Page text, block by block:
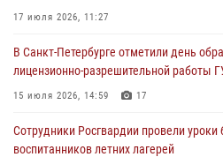
Росгвардейцы приняли участие в
В Ленинградской области сотрудники
пропавшего мальчика с нарушением
03 августа 2026, 11:51
17 июля 2026, 11:27
В Санкт-Петербурге отметили день
лицензионно-разрешительной работы
15 июля 2026, 14:59 17
Сотрудники Росгвардии провели уроки
воспитанников летних лагерей